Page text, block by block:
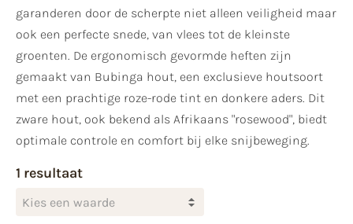
garanderen door de scherpte niet alleen veiligheid maar
ook een perfecte snede, van vlees tot de kleinste
groenten. De ergonomisch gevormde heften zijn
gemaakt van Bubinga hout, een exclusieve houtsoort
met een prachtige roze-rode tint en donkere aders. Dit
zware hout, ook bekend als Afrikaans "rosewood", biedt
optimale controle en comfort bij elke snijbeweging.
1 resultaat
Kies een waarde